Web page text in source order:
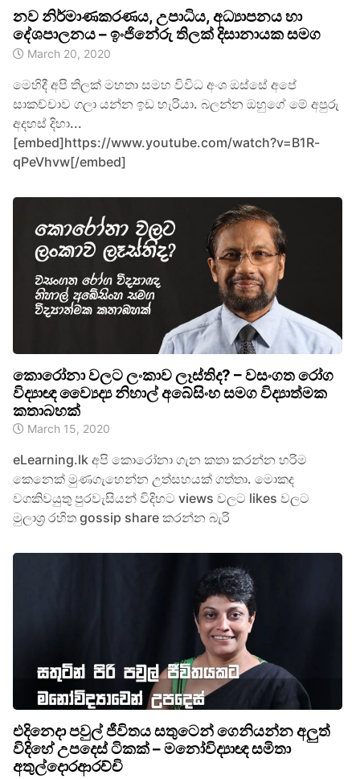
නව නිර්මාණකරණය, උපාධිය, අධ්‍යාපනය හා
දේශපාලනය – ඉංජිනේරු තිලක් දිසානායක සමග
March 20, 2020
මෙහිදී අපි තිලක් මහතා සමහ විවිධ අංශ ඔස්සේ අපේ
සාකච්චාව ගලා යන්න ඉඩ හැරියා. බලන්න ඔහුගේ මේ අපුරු
අදහස් දිහා...
[embed]https://www.youtube.com/watch?v=B1R-
qPeVhvw[/embed]
කොරෝනා වලට ලංකාව ලෑස්තිද? – වසංගත රෝග
විද්‍යාඥ ව්‍යෛද්‍ය නිහාල් අබේසිංහ සමග විද්‍යාත්මක
කතාබහක්
March 15, 2020
eLearning.lk අපි කොරෝනා ගැන කතා කරන්න හරිම
කෙනෙක් මුණගැහෙන්න උත්සහයක් ගත්තා. මොකද
වගකිවයුතු පුරවැසියන් විදිහට views වලට likes වලට
මුලාශ්‍ර රහිත gossip share කරන්න බැරි
එදිනෙදා පවුල් ජීවිතය සතුටෙන් ගෙනියන්න අලුත්
විදිහේ උපදෙස් ටිකක් – මනෝවිද්‍යාඥ සමිතා
අතුල්දොරආරච්චි